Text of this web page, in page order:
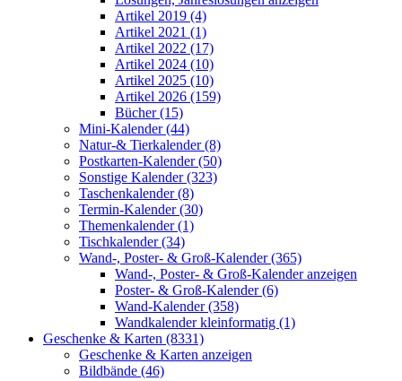
Artikel 2019 (4)
Artikel 2021 (1)
Artikel 2022 (17)
Artikel 2024 (10)
Artikel 2025 (10)
Artikel 2026 (159)
Bücher (15)
Mini-Kalender (44)
Natur-& Tierkalender (8)
Postkarten-Kalender (50)
Sonstige Kalender (323)
Taschenkalender (8)
Termin-Kalender (30)
Themenkalender (1)
Tischkalender (34)
Wand-, Poster- & Groß-Kalender (365)
Wand-, Poster- & Groß-Kalender anzeigen
Poster- & Groß-Kalender (6)
Wand-Kalender (358)
Wandkalender kleinformatig (1)
Geschenke & Karten (8331)
Geschenke & Karten anzeigen
Bildbände (46)